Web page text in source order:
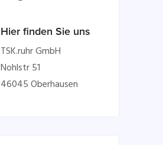
Hier finden Sie uns
TSK.ruhr GmbH
Nohlstr 51
46045 Oberhausen